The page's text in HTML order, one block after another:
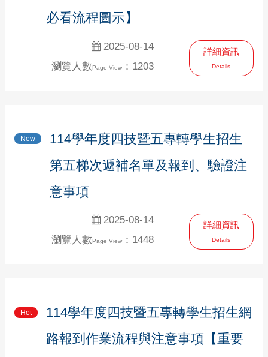
必看流程圖示】
2025-08-14
瀏覽人數Page View：1203
詳細資訊
Details
New
114學年度四技暨五專轉學生招生
第五梯次遞補名單及報到、驗證注
意事項
2025-08-14
瀏覽人數Page View：1448
詳細資訊
Details
Hot
114學年度四技暨五專轉學生招生網
路報到作業流程與注意事項【重要